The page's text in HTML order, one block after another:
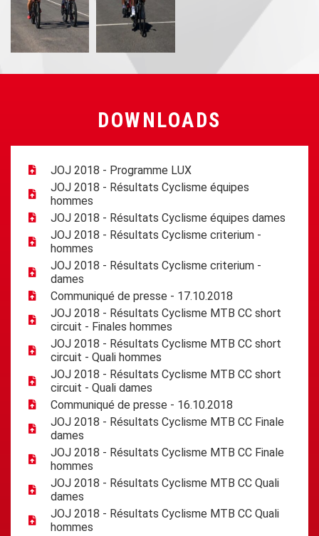
DOWNLOADS
JOJ 2018 - Programme LUX
JOJ 2018 - Résultats Cyclisme équipes
hommes
JOJ 2018 - Résultats Cyclisme équipes dames
JOJ 2018 - Résultats Cyclisme criterium -
hommes
JOJ 2018 - Résultats Cyclisme criterium -
dames
Communiqué de presse - 17.10.2018
JOJ 2018 - Résultats Cyclisme MTB CC short
circuit - Finales hommes
JOJ 2018 - Résultats Cyclisme MTB CC short
circuit - Quali hommes
JOJ 2018 - Résultats Cyclisme MTB CC short
circuit - Quali dames
Communiqué de presse - 16.10.2018
JOJ 2018 - Résultats Cyclisme MTB CC Finale
dames
JOJ 2018 - Résultats Cyclisme MTB CC Finale
hommes
JOJ 2018 - Résultats Cyclisme MTB CC Quali
dames
JOJ 2018 - Résultats Cyclisme MTB CC Quali
hommes